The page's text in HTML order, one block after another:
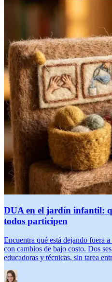
DUA en el jardín infantil:
todos participen
Encuentra qué está dejando fuera
con cambios de bajo costo. Dos
educadoras y técnicas, sin tarea